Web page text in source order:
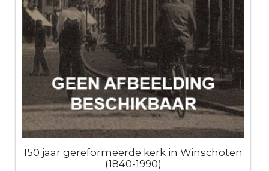
150 jaar gereformeerde kerk in Winschoten
(1840-1990)